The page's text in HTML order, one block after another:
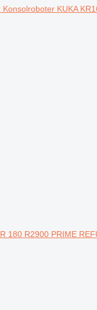
Konsolroboter KUKA
180 R2900 PRIME